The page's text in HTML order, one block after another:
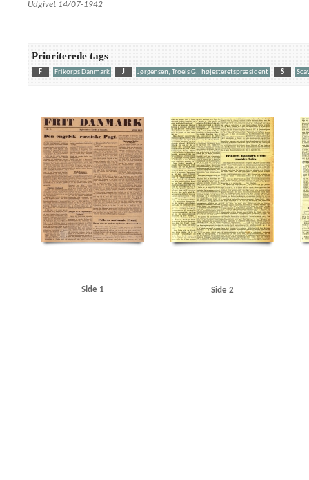
Udgivet 14/07-1942
Prioriterede tags
F Frikorps Danmark J Jørgensen, Troels G., højesteretspræsident S
Christmas Møller, John, politiker
Clausen, Frits, politiker D Dansk Arbejde
Eskelund, Karl, chef for Udenrigsministeriets Pressebureau
F Flakkebjerg
Frankrig
Grundloven
Grønland H Hamborg Helsingør Jernstøberi
Herman Triers Plads
Justitsministerium, det danske
Jydske Tidende Jyllands-Posten
Jørgensen, A.D.,
Knox, John, dommer
Knuth, greve Kofoed Wodschow, Svend K., orlogskaptajn
Lex Ørum
Lili Marleen Lillebæltsbroen Limfjorden London Lüdke, Erich
Olesen, H. Christian
Oslo Q Quisling, Vidkun R Regiment Nordland
Schalburg, Christian F. von
Socialdemokraten Sociallovsrevisionen Sovjetunionen
Udenrigsministeriets Pressebureau
Side 1 Side 2